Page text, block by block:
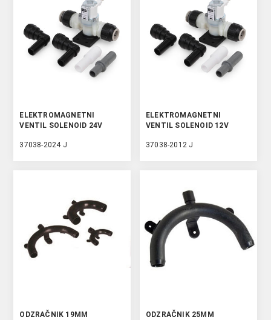
ELEKTROMAGNETNI
VENTIL SOLENOID 24V
37038-2024 J
ELEKTROMAGNETNI
VENTIL SOLENOID 12V
37038-2012 J
ODZRAČNIK 19MM ODZRAČNIK 25MM